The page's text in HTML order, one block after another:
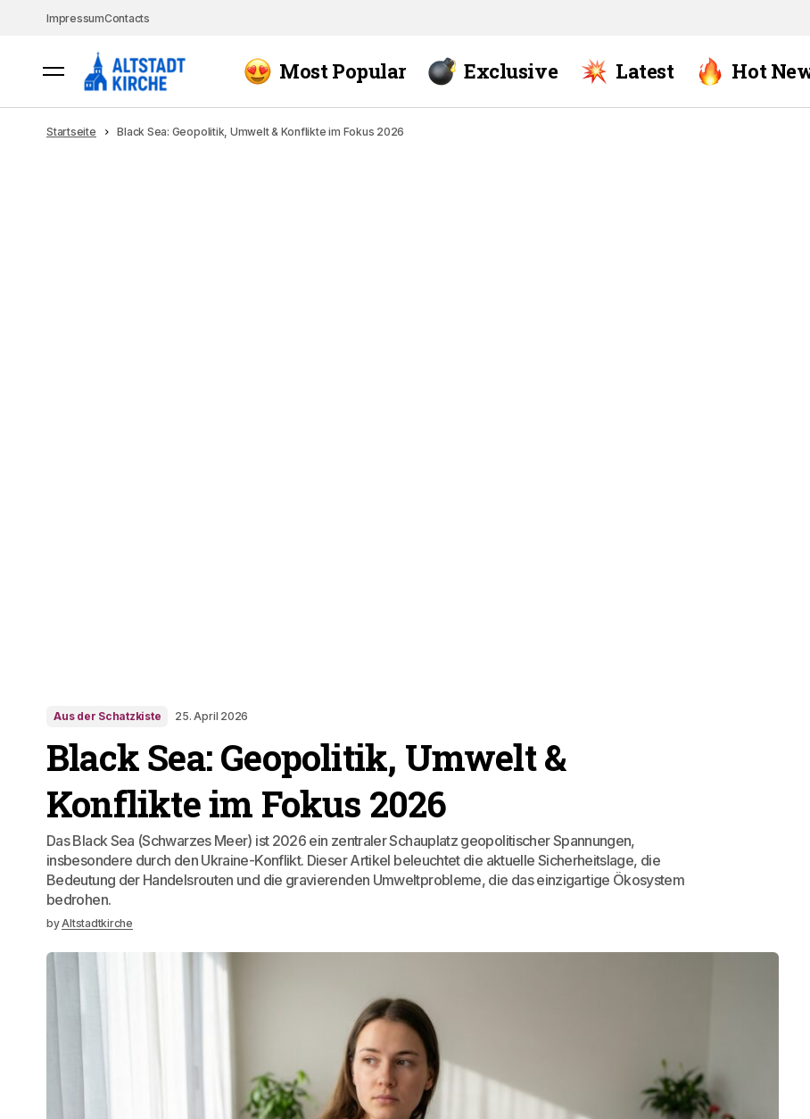
ImpressumContacts
Most Popular Exclusive Latest Hot
Startseite Black Sea: Geopolitik, Umwelt & Konflikte im Fokus 2026
Aus der Schatzkiste 25. April 2026
Black Sea: Geopolitik, Umwelt &
Konflikte im Fokus 2026
Das Black Sea (Schwarzes Meer) ist 2026 ein zentraler Schauplatz geopolitischer Spannungen,
insbesondere durch den Ukraine-Konflikt. Dieser Artikel beleuchtet die aktuelle Sicherheitslage, die
Bedeutung der Handelsrouten und die gravierenden Umweltprobleme, die das einzigartige Ökosystem
bedrohen.
byAltstadtkirche